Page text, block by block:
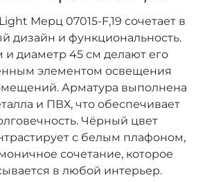
Мерц 07015-F,19 сочетает в
дизайн и функциональность.
и диаметр 45 см делают его
элементом освещения
Арматура выполнена
и ПВХ, что обеспечивает
Чёрный цвет
с белым плафоном,
сочетание, которое
в любой интерьер.